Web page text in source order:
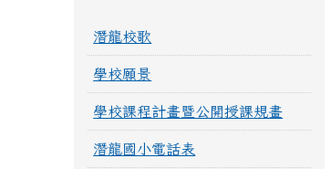
潛龍校歌
學校願景
學校課程計畫暨公開授課規畫
潛龍國小電話表